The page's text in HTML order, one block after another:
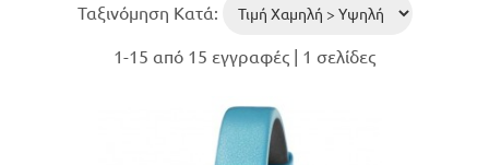
Ταξινόμηση Κατά:
1-15 από 15 εγγραφές | 1 σελίδες